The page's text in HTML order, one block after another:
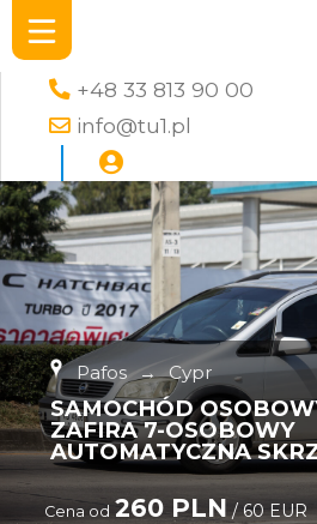
+48 33 813 90 00
info@tu1.pl
Pafos → Cypr
SAMOCHÓD
ZAFIRA 7-OSOBOWY
AUTOMATYCZNA
Cena od 260 PLN/ 60 EUR